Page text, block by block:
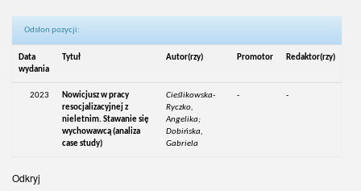
Odsłon pozycji:
Data
wydania
Tytuł Autor(rzy) Promotor Redaktor(rzy)
2023
Nowicjusz w pracy
resocjalizacyjnej z
nieletnim. Stawanie się
wychowawcą (analiza
case study)
Cieślikowska-
Ryczko,
Angelika;
Dobińska,
Gabriela
- -
Odkryj